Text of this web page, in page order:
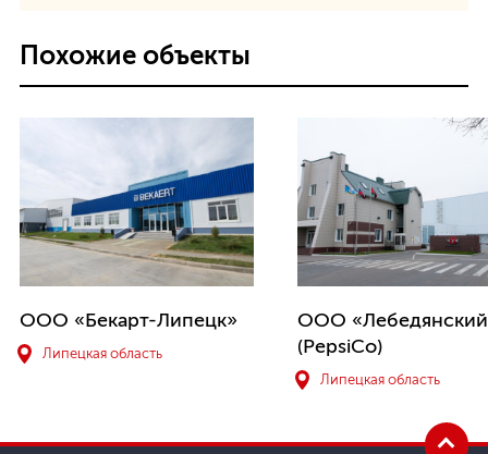
Похожие объекты
ООО «Бекарт-Липецк»
Липецкая область
ООО
(PepsiCo)
Липецкая область